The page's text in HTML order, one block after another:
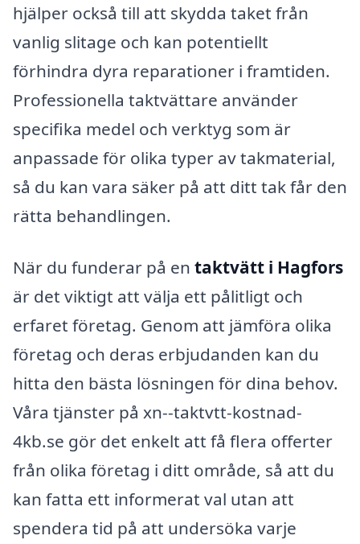
hjälper också till att skydda taket från
vanlig slitage och kan potentiellt
förhindra dyra reparationer i framtiden.
Professionella taktvättare använder
specifika medel och verktyg som är
anpassade för olika typer av takmaterial,
så du kan vara säker på att ditt tak får den
rätta behandlingen.
När du funderar på en taktvätt i Hagfors
är det viktigt att välja ett pålitligt och
erfaret företag. Genom att jämföra olika
företag och deras erbjudanden kan du
hitta den bästa lösningen för dina behov.
Våra tjänster på xn--taktvtt-kostnad-
4kb.se gör det enkelt att få flera offerter
från olika företag i ditt område, så att du
kan fatta ett informerat val utan att
spendera tid på att undersöka varje